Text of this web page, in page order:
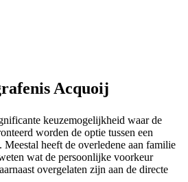
Acquoij
keuzemogelijkheid waar de
worden de optie tussen een
Meestal heeft de overledene aan familie
wat de persoonlijke voorkeur
overgelaten zijn aan de directe